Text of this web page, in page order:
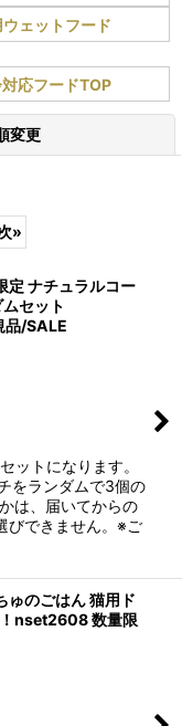
ェットフード
応フードTOP
変更
»
定 ナチュラルコー
セット
品/SALE
ットになります。
をランダムで3個の
は、届いてからの
びできません。※ご
のごはん 猫用ド
nset2608 数量限